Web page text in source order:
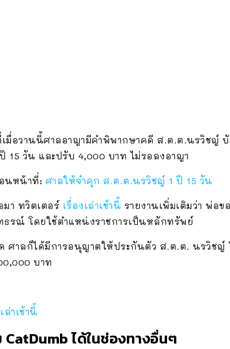
มื่อวานนี้ศาลอาญามีคำพิพากษาคดี ส.ต.ต.นรวิชญ์
15 วัน และปรับ 4,000 บาท ไม่รอลงอาญา
นหน้าที่: ศาลให้จำคุก ส.ต.ต.นรวิชญ์ 1 ปี 15 วัน
มา ทวิตเตอร์ เรื่องเล่าเช้านี้ รายงานเพิ่มเติมว่า พ่อ
ธรณ์ โดยใช้ตำแหน่งราชการเป็นหลักทรัพย์
ศาลก็ได้มีการอนุญาตให้ประกันตัว ส.ต.ต. นรวิชญ์
บาท
ล่าเช้านี้
ได้ในช่องทางอื่นๆ